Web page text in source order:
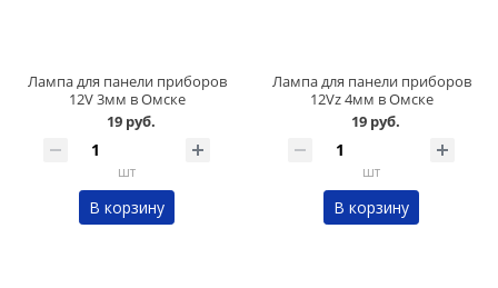
Лампа для панели приборов
12V 3мм в Омске
19 руб.
шт
В корзину
Лампа для панели приборов
12Vz 4мм в Омске
19 руб.
шт
В корзину